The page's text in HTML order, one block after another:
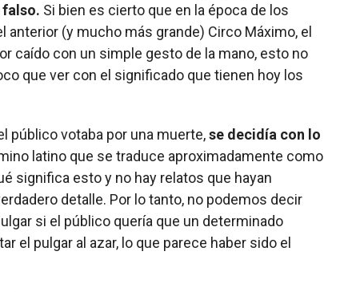
falso. Si bien es cierto que en la época de los
(y mucho más grande) Circo Máximo, el
caído con un simple gesto de la mano, esto no
que ver con el significado que tienen hoy los
público votaba por una muerte,se decidía con lo
latino que se traduce aproximadamente como
significa esto y no hay relatos que hayan
detalle. Por lo tanto, no podemos decir
si el público quería que un determinado
el pulgar al azar, lo que parece haber sido el